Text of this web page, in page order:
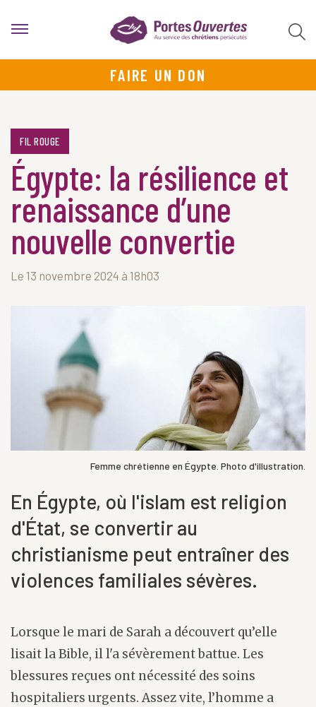
FAIRE UN DON
FIL ROUGE
Égypte: la résilience et
renaissance d’une
nouvelle convertie
Le 13 novembre 2024 à 18h03
Femme chrétienne en Égypte. Photo d'illustration.
En Égypte, où l'islam est religion
d'État, se convertir au
christianisme peut entraîner des
violences familiales sévères.
Lorsque le mari de Sarah a découvert qu’elle
lisait la Bible, il l'a sévèrement battue. Les
blessures reçues ont nécessité des soins
hospitaliers urgents. Assez vite, l’homme a